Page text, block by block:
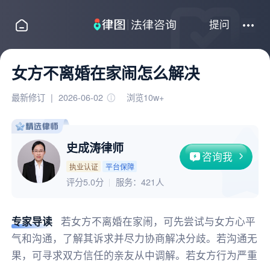
提问
女方不离婚在家闹怎么解决
最新修订 | 2026-06-02 浏览10w+
史成涛律师
执业认证 平台保障
咨询我
评分5.0分 服务： 421人
专家导读
若女方不离婚在家闹，可先尝试与女方心平
气和沟通，了解其诉求并尽力协商解决分歧。若沟通无
果，可寻求双方信任的亲友从中调解。若女方行为严重